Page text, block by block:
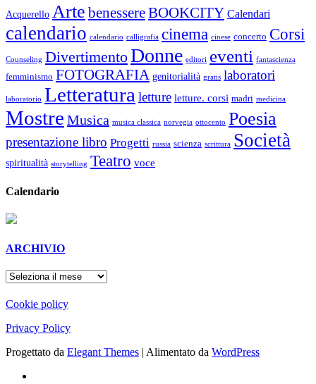
Acquerello Arte benessereBOOKCITY Calendari
calendario calendario calligrafia cinema cinese concerto Corsi
Counseling DivertimentoDonne editori eventi fantascienza
femminismo FOTOGRAFIA genitorialità gratis laboratori
laboratorio Letteratura letture letture. corsi madri medicina
Mostre Musica musica classica norvegia ottocento Poesia
presentazione libro Progetti russia scienza scrittura Società
spiritualità storytelling Teatro voce
Calendario
ARCHIVIO
ARCHIVIO
Cookie policy
Privacy Policy
Progettato da Elegant Themes | Alimentato da WordPress